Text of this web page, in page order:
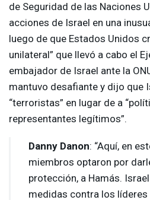
de Seguridad de las Naciones
acciones de Israel en una
luego de que Estados Unidos
unilateral” que llevó a cabo el
embajador de Israel ante la
mantuvo desafiante y dijo que
“terroristas” en lugar de a
representantes legítimos”.
Danny Danon: “Aquí, en
miembros optaron por
protección, a Hamás.
medidas contra los